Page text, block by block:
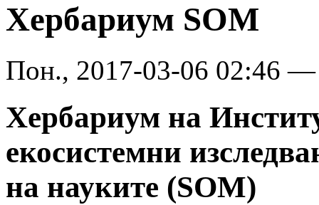
Хербариум SOM
Пон., 2017-03-06 02:46
Хербариум на
екосистемни
на науките (SOM)